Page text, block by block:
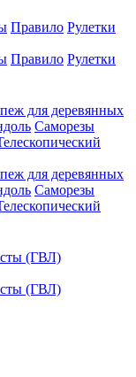
Правило Рулетки
Правило Рулетки
для деревянных
Саморезы
для деревянных
Саморезы
(ГВЛ)
(ГВЛ)